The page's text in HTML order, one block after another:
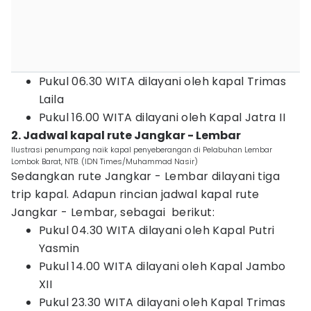
Pukul 06.30 WITA dilayani oleh kapal Trimas
Laila
Pukul 16.00 WITA dilayani oleh Kapal Jatra II
2. Jadwal kapal rute Jangkar - Lembar
Ilustrasi penumpang naik kapal penyeberangan di Pelabuhan Lembar
Lombok Barat, NTB. (IDN Times/Muhammad Nasir)
Sedangkan rute Jangkar - Lembar dilayani tiga
trip kapal. Adapun rincian jadwal kapal rute
Jangkar - Lembar, sebagai berikut:
Pukul 04.30 WITA dilayani oleh Kapal Putri
Yasmin
Pukul 14.00 WITA dilayani oleh Kapal Jambo
XII
Pukul 23.30 WITA dilayani oleh Kapal Trimas